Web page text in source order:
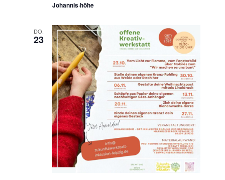
i
c
t
e
n
,
N
a
v
i
i
o
n
Johannis·höhe
DO.
23